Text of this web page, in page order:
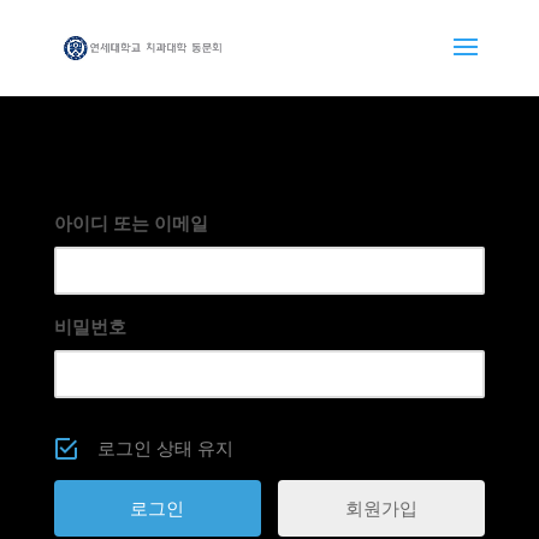
아이디 또는 이메일
비밀번호
로그인 상태 유지
회원가입